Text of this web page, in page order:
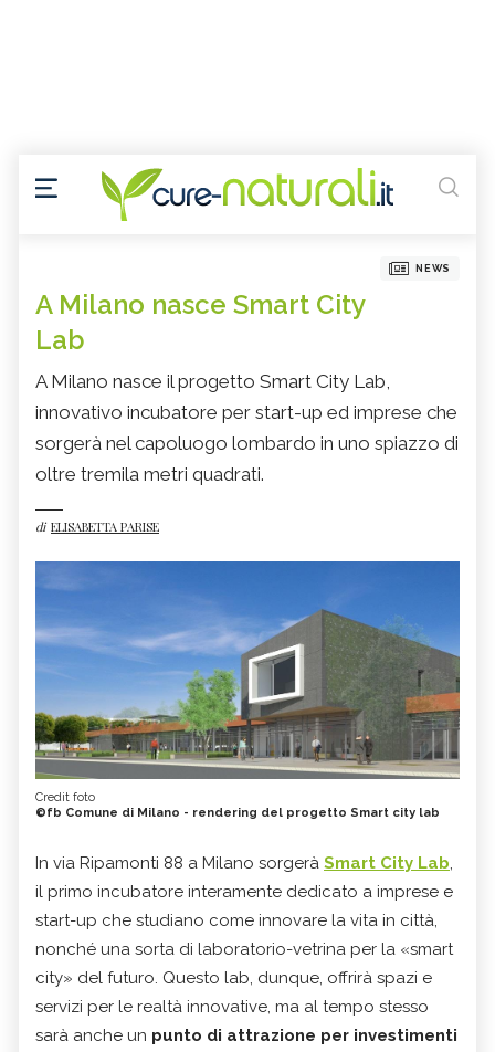
NEWS
A Milano nasce Smart City
Lab
A Milano nasce il progetto Smart City Lab,
innovativo incubatore per start-up ed imprese che
sorgerà nel capoluogo lombardo in uno spiazzo di
oltre tremila metri quadrati.
di ELISABETTA PARISE
Credit foto
©fb Comune di Milano - rendering del progetto Smart city lab
In via Ripamonti 88 a Milano sorgerà Smart City Lab
il primo incubatore interamente dedicato a imprese e
start-up che studiano come innovare la vita in città,
nonché una sorta di laboratorio-vetrina per la «smart
city» del futuro. Questo lab, dunque, offrirà spazi e
servizi per le realtà innovative, ma al tempo stesso
sarà anche un punto di attrazione per investimenti